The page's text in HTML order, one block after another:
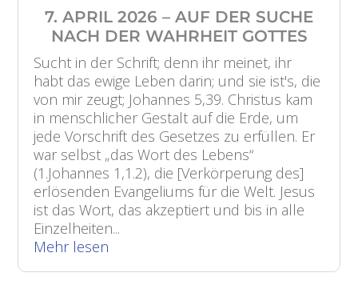
7. APRIL 2026 – AUF DER SUCHE
NACH DER WAHRHEIT GOTTES
Sucht in der Schrift; denn ihr meinet, ihr
habt das ewige Leben darin; und sie ist's, die
von mir zeugt; Johannes 5,39. Christus kam
in menschlicher Gestalt auf die Erde, um
jede Vorschrift des Gesetzes zu erfüllen. Er
war selbst „das Wort des Lebens“
(1.Johannes 1,1.2), die [Verkörperung des]
erlösenden Evangeliums für die Welt. Jesus
ist das Wort, das akzeptiert und bis in alle
Einzelheiten...
Mehr lesen